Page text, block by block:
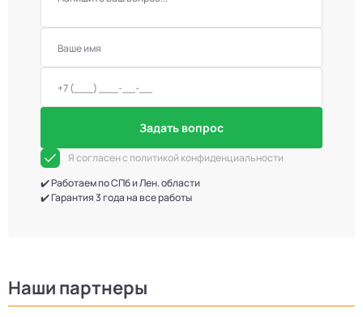
Задать вопрос
Я согласен с политикой конфиденциальности
✔️ Работаем по СПб и Лен. области
✔️ Гарантия 3 года на все работы
Наши партнеры